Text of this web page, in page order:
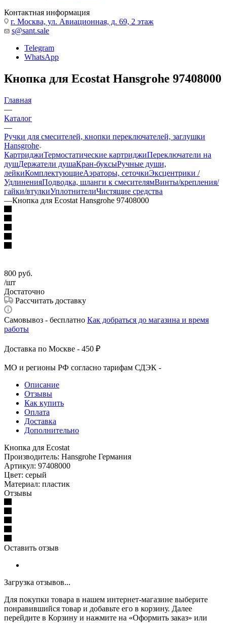
Контактная информация
г. Москва, ул. Авиационная, д. 69, 2 этаж
s@sant.sale
Telegram
WhatsApp
Кнопка для Ecostat Hansgrohe 97408000
Главная
—
Каталог
—
Ручки для смесителей, кнопки переключателей, заглушки
Hansgrohe
КартриджиТермостатические картриджиПереключатели на
душДержатели душаКран-буксыРучные души,
лейкиКомплектующиеАэраторы, сеточкиЭксцентрики /
УдлиненияПодводка, шланги к смесителямВинты/крепления/
гайки/втулкиУплотнителиЧистящие средства
—Кнопка для Ecostat Hansgrohe 97408000
800 руб.
/шт
Достаточно
Рассчитать доставку
Самовывоз - бесплатно Как добраться до магазина и время
работы
Доставка по Москве - 450 ₽
МО и регионы РФ согласно тарифам СДЭК -
Описание
Отзывы
Как купить
Оплата
Доставка
Дополнительно
Кнопка для Ecostat
Производитель: Hansgrohe Германия
Артикул: 97408000
Цвет: серый
Материал: пластик
Отзывы
Оставить отзыв
Загрузка отзывов...
Для покупки товара в нашем интернет-магазине выберите
понравившийся товар и добавьте его в корзину. Далее
перейдите в Корзину и нажмите на «Оформить заказ» или